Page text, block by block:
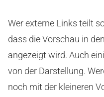
Wer externe Links teilt
dass die Vorschau in
angezeigt wird. Auch
von der Darstellung.
noch mit der kleineren